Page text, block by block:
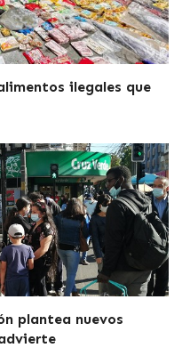
ilegales que
plantea nuevos